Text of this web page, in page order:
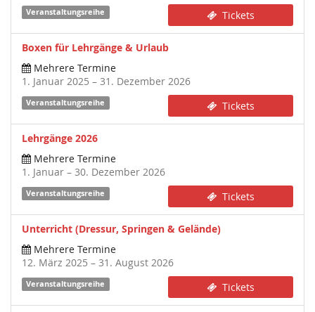
Veranstaltungsreihe Tickets
Boxen für Lehrgänge & Urlaub
Mehrere Termine
1. Januar 2025 – 31. Dezember 2026
Veranstaltungsreihe Tickets
Lehrgänge 2026
Mehrere Termine
1. Januar – 30. Dezember 2026
Veranstaltungsreihe Tickets
Unterricht (Dressur, Springen & Gelände)
Mehrere Termine
12. März 2025 – 31. August 2026
Veranstaltungsreihe Tickets